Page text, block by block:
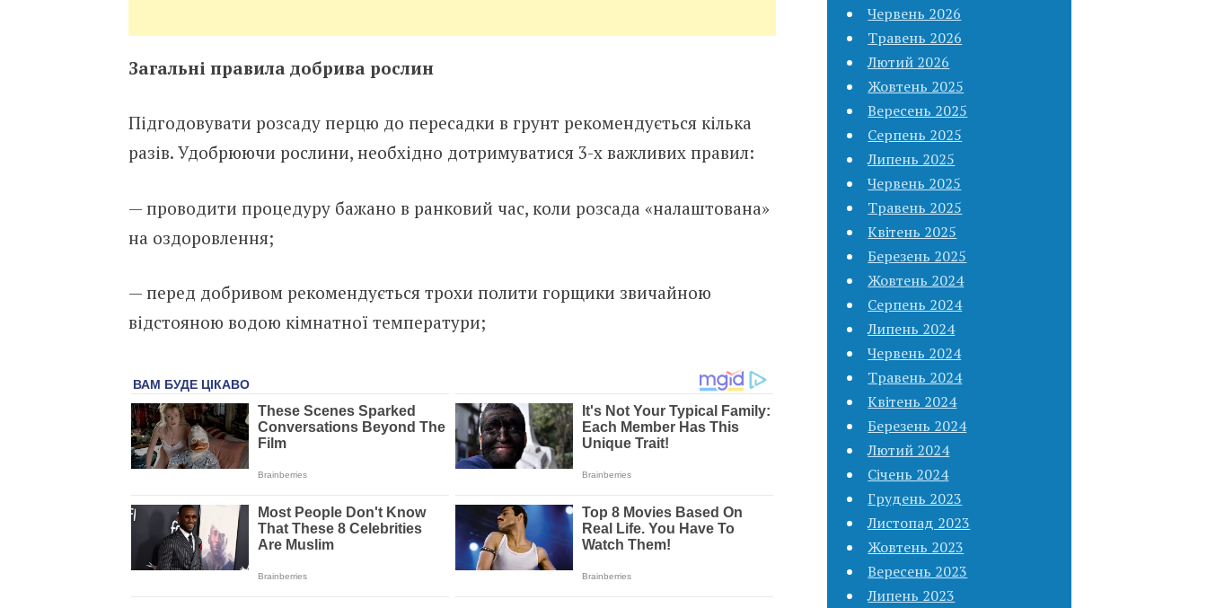
Загальні правила добрива рослин
Підгодовувати розсаду перцю до пересадки в грунт рекомендується кілька
разів. Удобрюючи рослини, необхідно дотримуватися 3-х важливих правил:
— проводити процедуру бажано в ранковий час, коли розсада «налаштована»
на оздоровлення;
— перед добривом рекомендується трохи полити горщики звичайною
відстояною водою кімнатної температури;
Червень 2026
Травень 2026
Лютий 2026
Жовтень 2025
Вересень 2025
Серпень 2025
Липень 2025
Червень 2025
Травень 2025
Квітень 2025
Березень 2025
Жовтень 2024
Серпень 2024
Липень 2024
Червень 2024
Травень 2024
Квітень 2024
Березень 2024
Лютий 2024
Січень 2024
Грудень 2023
Листопад 2023
Жовтень 2023
Вересень 2023
Липень 2023